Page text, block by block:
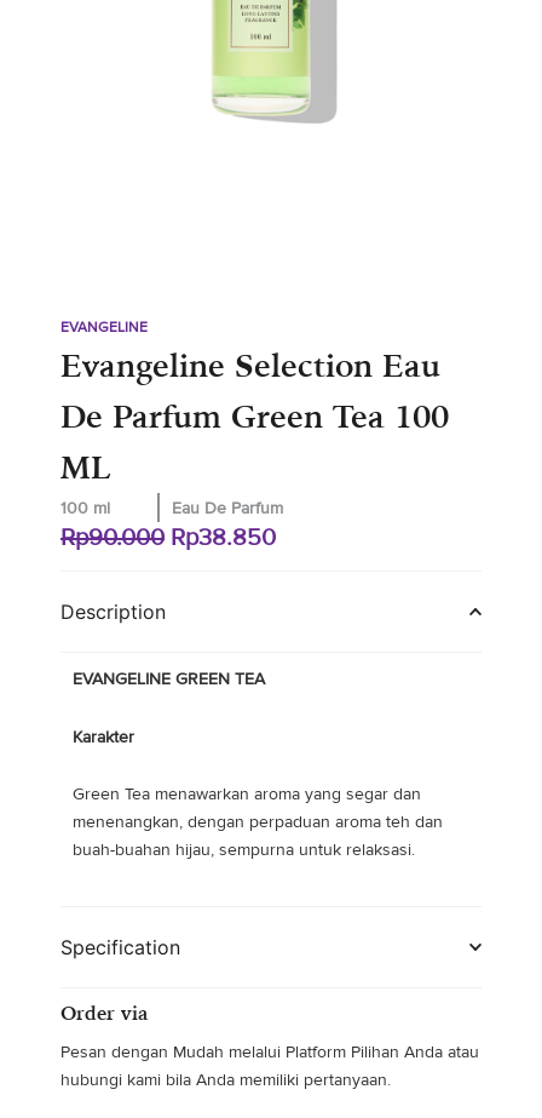
EVANGELINE
Evangeline Selection Eau
De Parfum Green Tea 100
ML
100 ml Eau De Parfum
Rp90.000 Original
Rp38.850Current
Description
EVANGELINE GREEN TEA
Karakter
Green Tea menawarkan aroma yang segar dan
menenangkan, dengan perpaduan aroma teh dan
buah-buahan hijau, sempurna untuk relaksasi.
Specification
Order via
Pesan dengan Mudah melalui Platform Pilihan Anda atau
hubungi kami bila Anda memiliki pertanyaan.